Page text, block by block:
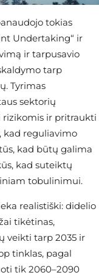
tokias
Undertaking“ ir
ir tarpusavio
tarp
Tyrimas
sektorių
rizikomis ir pritraukti
kad reguliavimo
kad būtų galima
kad suteiktų
tobulinimui.
realistiški: didelio
tikėtinas,
veikti tarp 2035 ir
tinklas, pagal
tik 2060–2090